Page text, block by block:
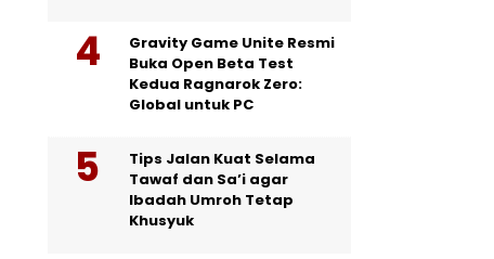
Gravity Game Unite Resmi
Buka Open Beta Test
Kedua Ragnarok Zero:
Global untuk PC
Tips Jalan Kuat Selama
Tawaf dan Sa’i agar
Ibadah Umroh Tetap
Khusyuk